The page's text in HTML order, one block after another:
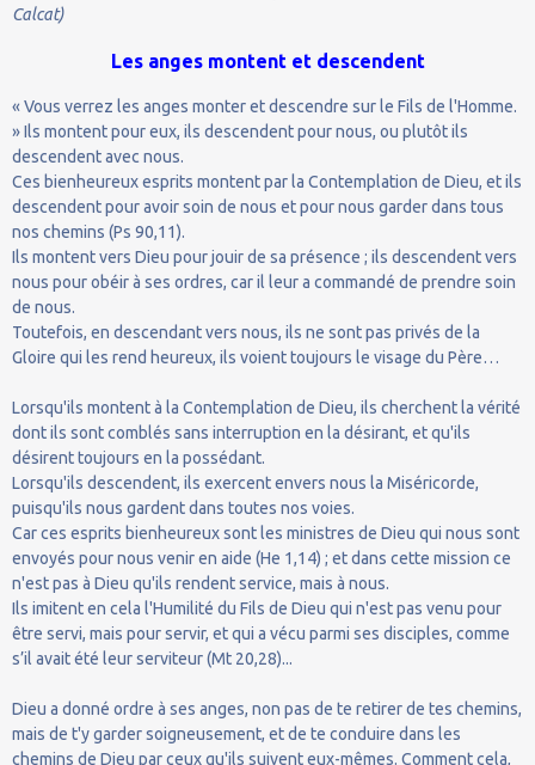
Calcat)
Les anges montent et descendent
« Vous verrez les anges monter et descendre sur le Fils de l'Homme.
» Ils montent pour eux, ils descendent pour nous, ou plutôt ils
descendent avec nous.
Ces bienheureux esprits montent par la Contemplation de Dieu, et ils
descendent pour avoir soin de nous et pour nous garder dans tous
nos chemins (Ps 90,11).
Ils montent vers Dieu pour jouir de sa présence ; ils descendent vers
nous pour obéir à ses ordres, car il leur a commandé de prendre soin
de nous.
Toutefois, en descendant vers nous, ils ne sont pas privés de la
Gloire qui les rend heureux, ils voient toujours le visage du Père…
Lorsqu'ils montent à la Contemplation de Dieu, ils cherchent la vérité
dont ils sont comblés sans interruption en la désirant, et qu'ils
désirent toujours en la possédant.
Lorsqu'ils descendent, ils exercent envers nous la Miséricorde,
puisqu'ils nous gardent dans toutes nos voies.
Car ces esprits bienheureux sont les ministres de Dieu qui nous sont
envoyés pour nous venir en aide (He 1,14) ; et dans cette mission ce
n'est pas à Dieu qu'ils rendent service, mais à nous.
Ils imitent en cela l'Humilité du Fils de Dieu qui n'est pas venu pour
être servi, mais pour servir, et qui a vécu parmi ses disciples, comme
s’il avait été leur serviteur (Mt 20,28)...
Dieu a donné ordre à ses anges, non pas de te retirer de tes chemins,
mais de t'y garder soigneusement, et de te conduire dans les
chemins de Dieu par ceux qu'ils suivent eux-mêmes. Comment cela,